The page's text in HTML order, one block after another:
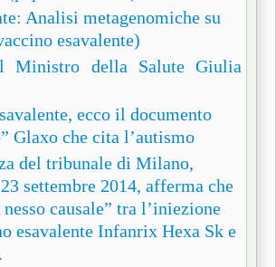
Analisi metagenomiche su
esavalente)
Ministro della Salute Giulia
ecco il documento
Glaxo che cita l’autismo
del tribunale di Milano,
settembre 2014, afferma che
nesso causale” tra l’iniezione
esavalente Infanrix Hexa Sk e